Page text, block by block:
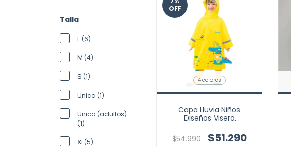
Talla
L (6)
M (4)
S (1)
Unica (1)
Unica (adultos)
(1)
Xl (5)
OFF
4 colores
Capa Lluvia Niños
Diseños Visera
Morral Marca Nubotta
$54.990 $51.290